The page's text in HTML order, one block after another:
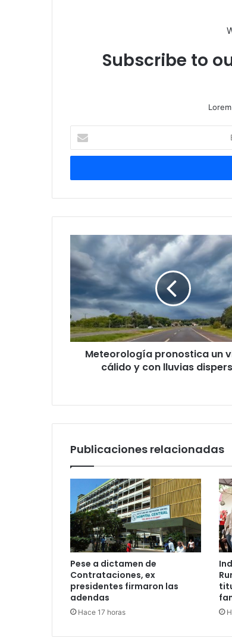
Subscribe to
correo
Meteorología pronostica un
cálido y con lluvias
Publicaciones relacionadas
Pese a dictamen de
Contrataciones, ex
presidentes firmaron las
adendas
Hace 17 horas